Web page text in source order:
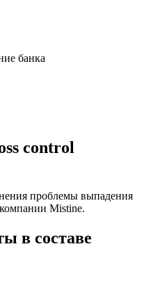
банка
control
проблемы выпадения
Mistine.
в составе